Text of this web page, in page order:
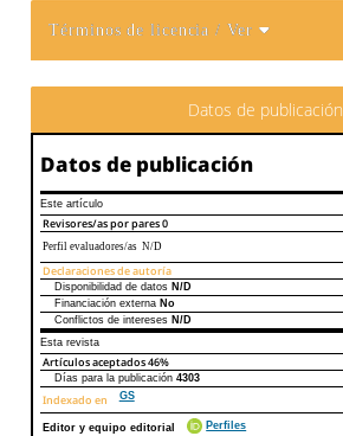
Términos de licencia/ Ver
Datos de publicación
Datos de publicación
Este artículo
Revisores/as por pares0
Perfil evaluadores/as N/D
Declaraciones de autoría
Declaraciones de autoríaEste artículo
Disponibilidad de datos N/D
Financiación externa No
Conflictos de intereses N/D
Esta revista
Artículos aceptados46%
Días para la publicación4303
Indexado en GS
Editor y equipo editorial
Perfiles